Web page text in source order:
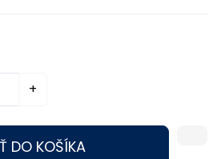
+
DO KOŠÍKA